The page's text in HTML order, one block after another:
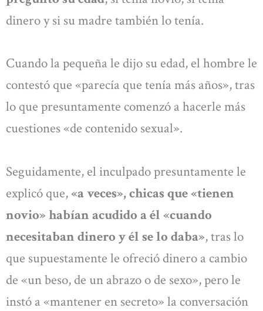
dinero y si su madre también lo tenía.
Cuando la pequeña le dijo su edad, el hombre le
contestó que «parecía que tenía más años», tras
lo que presuntamente comenzó a hacerle más
cuestiones «de contenido sexual».
Seguidamente, el inculpado presuntamente le
explicó que,«a veces», chicas que «tienen
novio» habían acudido a él «cuando
necesitaban dinero y él se lo daba», tras lo
que supuestamente le ofreció dinero a cambio
de «un beso, de un abrazo o de sexo», pero le
instó a «mantener en secreto» la conversación